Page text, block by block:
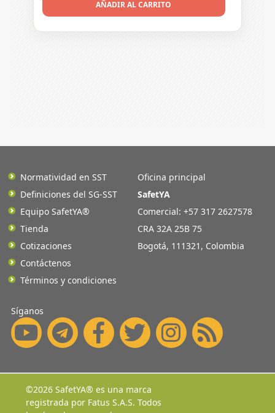
AÑADIR AL CARRITO
Normatividad en SST
Definiciones del SG-SST
Equipo SafetYA®
Tienda
Cotizaciones
Contáctenos
Términos y condiciones
Oficina principal
SafetYA
Comercial: +57 317 2627578
CRA 32A 25B 75
Bogotá, 111321 , Colombia
Síganos
©2026 SafetYA® es una marca
registrada por Fatus S.A.S. Todos